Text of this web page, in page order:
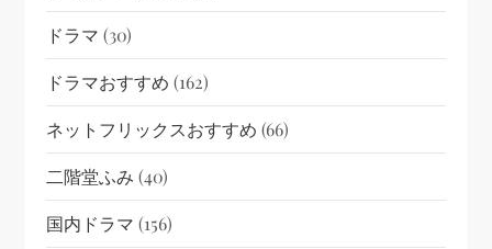
ドラマ (30)
ドラマおすすめ (162)
ネットフリックスおすすめ (66)
二階堂ふみ (40)
国内ドラマ (156)